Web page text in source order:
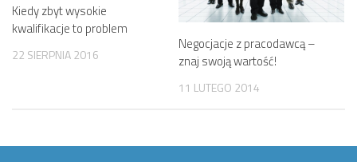
Kiedy zbyt wysokie
kwalifikacje to problem
22 SIERPNIA 2016
Negocjacje z pracodawcą –
znaj swoją wartość!
11 LUTEGO 2014